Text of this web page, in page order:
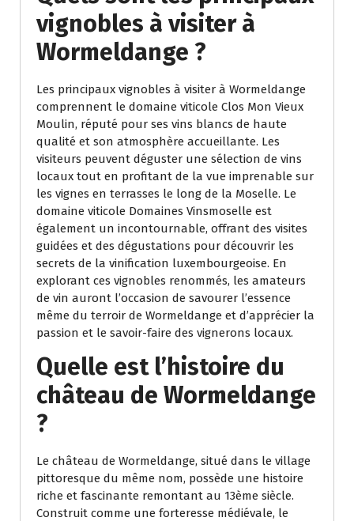
vignobles à visiter à
Wormeldange ?
Les principaux vignobles à visiter à Wormeldange
comprennent le domaine viticole Clos Mon Vieux
Moulin, réputé pour ses vins blancs de haute
qualité et son atmosphère accueillante. Les
visiteurs peuvent déguster une sélection de vins
locaux tout en profitant de la vue imprenable sur
les vignes en terrasses le long de la Moselle. Le
domaine viticole Domaines Vinsmoselle est
également un incontournable, offrant des visites
guidées et des dégustations pour découvrir les
secrets de la vinification luxembourgeoise. En
explorant ces vignobles renommés, les amateurs
de vin auront l’occasion de savourer l’essence
même du terroir de Wormeldange et d’apprécier la
passion et le savoir-faire des vignerons locaux.
Quelle est l’histoire du
château de Wormeldange
?
Le château de Wormeldange, situé dans le village
pittoresque du même nom, possède une histoire
riche et fascinante remontant au 13ème siècle.
Construit comme une forteresse médiévale, le